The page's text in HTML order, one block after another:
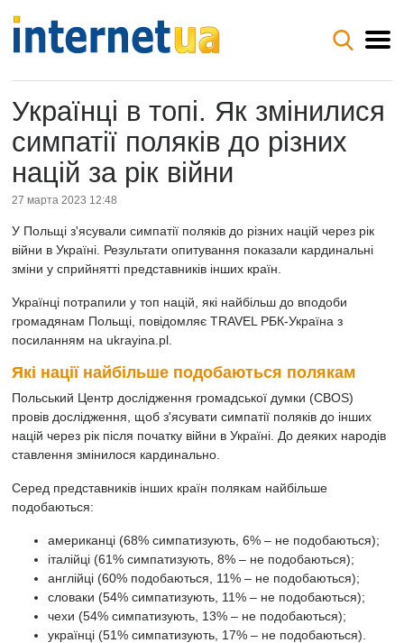
Українці в топі. Як змінилися
симпатії поляків до різних
націй за рік війни
27 марта 2023 12:48
У Польщі з'ясували симпатії поляків до різних націй через рік
війни в Україні. Результати опитування показали кардинальні
зміни у сприйнятті представників інших країн.
Українці потрапили у топ націй, які найбільш до вподоби
громадянам Польщі, повідомляє TRAVEL РБК-Україна з
посиланням на ukrayina.pl.
Які нації найбільше подобаються полякам
Польський Центр дослідження громадської думки (CBOS)
провів дослідження, щоб з'ясувати симпатії поляків до інших
націй через рік після початку війни в Україні. До деяких народів
ставлення змінилося кардинально.
Серед представників інших країн полякам найбільше
подобаються:
американці (68% симпатизують, 6% – не подобаються);
італійці (61% симпатизують, 8% – не подобаються);
англійці (60% подобаються, 11% – не подобаються);
словаки (54% симпатизують, 11% – не подобаються);
чехи (54% симпатизують, 13% – не подобаються);
українці (51% симпатизують, 17% – не подобаються).